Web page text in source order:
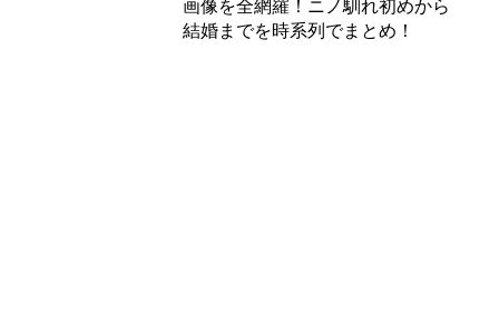
画像を全網羅！ニノ馴れ初めから
結婚までを時系列でまとめ！